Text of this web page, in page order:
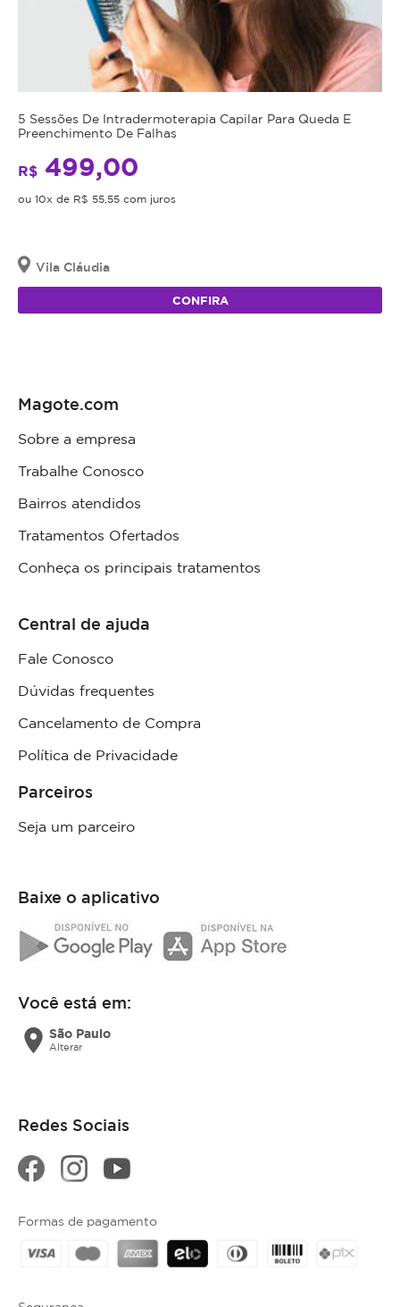
5 Sessões De Intradermoterapia Capilar Para Queda E
Preenchimento De Falhas
R$ 499,00
ou 10x de R$ 55,55 com juros
Vila Cláudia
CONFIRA
Magote.com
Sobre a empresa
Trabalhe Conosco
Bairros atendidos
Tratamentos Ofertados
Conheça os principais tratamentos
Central de ajuda
Fale Conosco
Dúvidas frequentes
Cancelamento de Compra
Política de Privacidade
Parceiros
Seja um parceiro
Baixe o aplicativo
Você está em:
location_on São Paulo
Alterar
Redes Sociais
Formas de pagamento